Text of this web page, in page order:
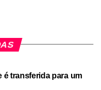
é transferida para um